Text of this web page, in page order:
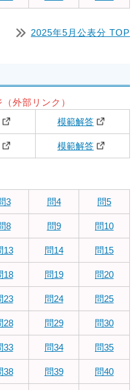
2025年5月公表分 TOP
外部リンク）
模範解答
模範解答
3 問4 問5
8 問9 問10
13 問14 問15
18 問19 問20
23 問24 問25
28 問29 問30
33 問34 問35
38 問39 問40